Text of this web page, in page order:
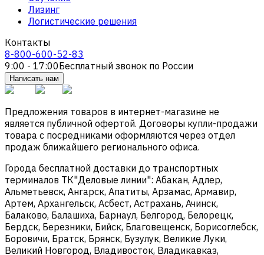
Лизинг
Логистические решения
Контакты
8-800-600-52-83
9:00 - 17:00Бесплатный звонок по России
Написать нам
Предложения товаров в интернет-магазине не
является публичной офертой. Договоры купли-продажи
товара с посредниками оформляются через отдел
продаж ближайшего регионального офиса.
Города бесплатной доставки до транспортных
терминалов ТК"Деловые линии": Абакан, Адлер,
Альметьевск, Ангарск, Апатиты, Арзамас, Армавир,
Артем, Архангельск, Асбест, Астрахань, Ачинск,
Балаково, Балашиха, Барнаул, Белгород, Белорецк,
Бердск, Березники, Бийск, Благовещенск, Борисоглебск,
Боровичи, Братск, Брянск, Бузулук, Великие Луки,
Великий Новгород, Владивосток, Владикавказ,